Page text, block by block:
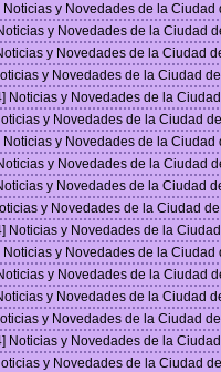
Noticias y Novedades de la
y Novedades de la Ciudad
y Novedades de la Ciudad
y Novedades de la Ciudad
Noticias y Novedades de la
y Novedades de la Ciudad
Noticias y Novedades de la
y Novedades de la Ciudad
y Novedades de la Ciudad
y Novedades de la Ciudad
Noticias y Novedades de la
Noticias y Novedades de la
y Novedades de la Ciudad
y Novedades de la Ciudad
y Novedades de la Ciudad
Noticias y Novedades de la
y Novedades de la Ciudad